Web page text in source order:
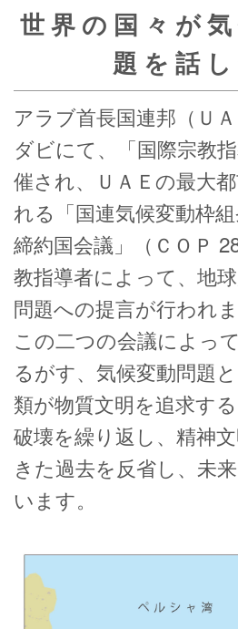
世 界 の 国 々 が
題 を 話 し
アラブ首長国連邦（Ｕ
ダビにて、「国際宗教指
催され、ＵＡＥの最大
れる「国連気候変動枠
締約国会議」（ＣＯＰ
教指導者によって、 地
問題への提言が行われま
この二つの会議によっ
るがす、気候変動問題
類が物質文明を追求す
破壊を繰り返し、精神
きた過去を反省し、未
います。